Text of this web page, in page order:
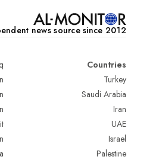
news source since 2012
Countries
Turkey
Saudi Arabia
Iran
UAE
Israel
Palestine